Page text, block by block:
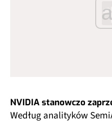
NVIDIA stanowczo
Według analityków